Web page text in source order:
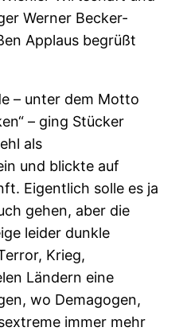
Werner Becker-
Applaus begrüßt
– unter dem Motto
– ging Stücker
als
und blickte auf
Eigentlich solle es ja
gehen, aber die
leider dunkle
Krieg,
Ländern eine
wo Demagogen,
immer mehr